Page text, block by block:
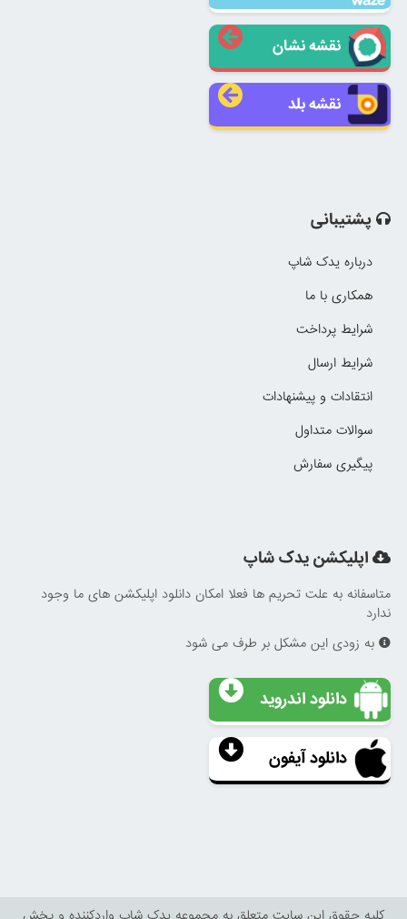
نقشه نشان
نقشه بلد
پشتیبانی
درباره یدک شاپ
همکاری با ما
شرایط پرداخت
شرایط ارسال
انتقادات و پیشنهادات
سوالات متداول
پیگیری سفارش
اپلیکشن یدک شاپ
متاسفانه به علت تحریم ها فعلا امکان دانلود اپلیکشن های ما وجود
ندارد
به زودی این مشکل بر طرف می شود
دانلود اندروید
دانلود آیفون